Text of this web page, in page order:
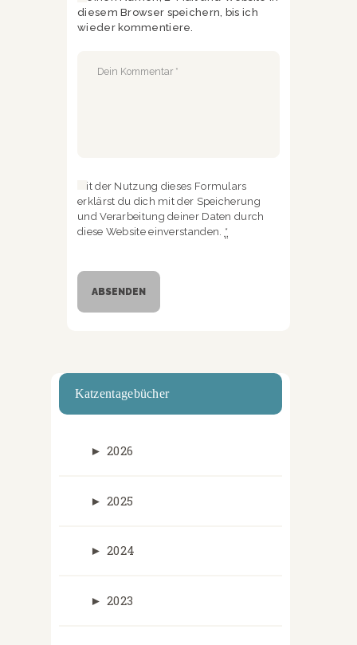
diesem Browser speichern, bis ich
wieder kommentiere.
Mit der Nutzung dieses Formulars
erklärst du dich mit der Speicherung
und Verarbeitung deiner Daten durch
diese Website einverstanden. *
Katzentagebücher
► 2026
► 2025
► 2024
► 2023